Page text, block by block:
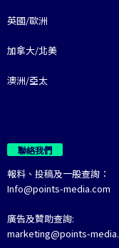
英國/歐洲
加拿大/北美
澳洲/亞太
聯絡我們
報料、投稿及一般查詢：
Info@points-media.com
廣告及贊助查詢:
marketing@points-